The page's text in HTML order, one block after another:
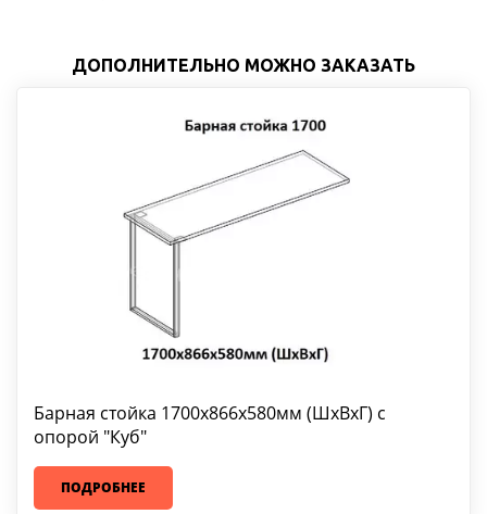
ДОПОЛНИТЕЛЬНО МОЖНО ЗАКАЗАТЬ
Барная стойка 1700х866х580мм (ШхВхГ) с
опорой "Куб"
ПОДРОБНЕЕ